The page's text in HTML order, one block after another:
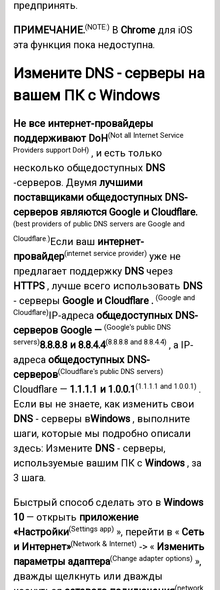
предпринять.
ПРИМЕЧАНИЕ.(NOTE:) В Chrome для iOS
эта функция пока недоступна.
Измените DNS - серверы на
вашем ПК с Windows
Не все интернет-провайдеры
поддерживают DoH(Not all Internet Service
Providers support DoH) , и есть только
несколько общедоступных DNS
-серверов. Двумялучшими
поставщиками общедоступных DNS-
серверов являются Google и Cloudflare.
(best providers of public DNS servers are Google and
Cloudflare.)Если ваш интернет-
провайдер(internet service provider) уже не
предлагает поддержку DNS через
HTTPS , лучше всего использовать DNS
- серверы Google и Cloudflare .(Google and
Cloudflare)IP-адреса общедоступных DNS-
серверов Google —(Google's public DNS
servers)8.8.8.8 и 8.8.4.4(8.8.8.8 and 8.8.4.4) , а IP-
адреса общедоступных DNS-
серверов(Cloudflare's public DNS servers)
Cloudflare — 1.1.1.1 и 1.0.0.1(1.1.1.1 and 1.0.0.1) .
Если вы не знаете, как изменить свои
DNS - серверы вWindows , выполните
шаги, которые мы подробно описали
здесь: Измените DNS - серверы,
используемые вашим ПК сWindows , за
3 шага.
Быстрый способ сделать это вWindows
10 — открыть приложение
«Настройки(Settings app) », перейти в « Сеть
и Интернет»(Network & Internet) -> « Изменить
параметры адаптера(Change adapter options) »,
дважды щелкнуть или дважды
(network